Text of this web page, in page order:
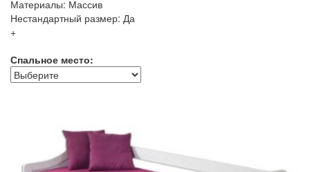
Материалы: Массив
Нестандартный размер: Да
+
Спальное место: